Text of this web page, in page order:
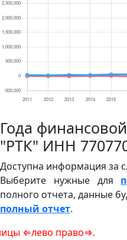
Года
"РТК" ИНН
Доступна информация за
Выберите нужные для
полного отчета, данные
полный отчет.
право⇒.